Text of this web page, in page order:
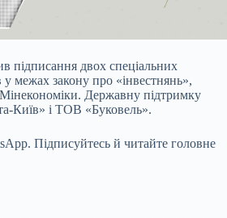
підписання двох спеціальних
у межах закону про «інвестнянь»,
Державну підтримку
Київ» і ТОВ «Буковель».
Підписуйтесь й читайте головне